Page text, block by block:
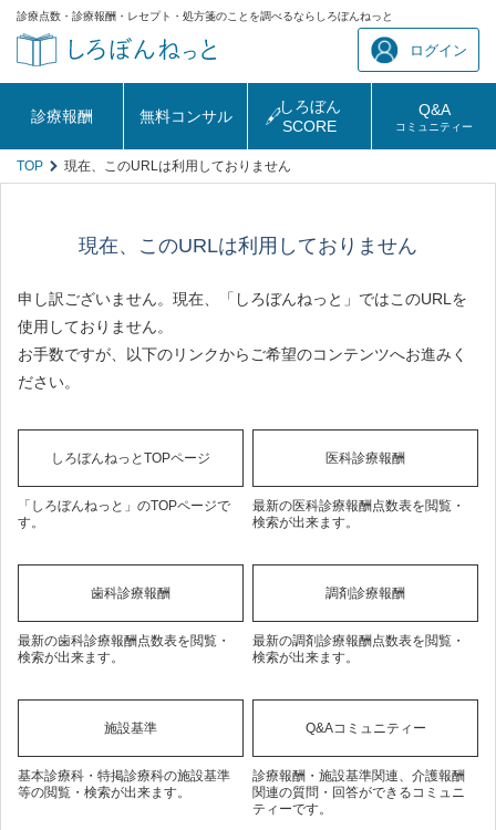
診療点数・診療報酬・レセプト・処方箋のことを調べるならしろぼんねっと
ログイン
診療報酬 無料コンサル
しろぼん
SCORE
Q&A
コミュニティー
TOP 現在、このURLは利用しておりません
現在、このURLは利用しておりません
申し訳ございません。現在、「しろぼんねっと」ではこのURLを
使用しておりません。
お手数ですが、以下のリンクからご希望のコンテンツへお進みく
ださい。
しろぼんねっとTOPページ
「しろぼんねっと」のTOPページで
す。
医科診療報酬
最新の医科診療報酬点数表を閲覧・
検索が出来ます。
歯科診療報酬
最新の歯科診療報酬点数表を閲覧・
検索が出来ます。
調剤診療報酬
最新の調剤診療報酬点数表を閲覧・
検索が出来ます。
施設基準
基本診療科・特掲診療科の施設基準
等の閲覧・検索が出来ます。
Q&Aコミュニティー
診療報酬・施設基準関連、介護報酬
関連の質問・回答ができるコミュニ
ティーです。